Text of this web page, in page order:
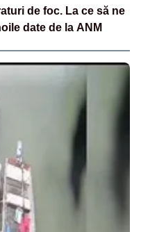
de foc. La ce să ne
date de la ANM